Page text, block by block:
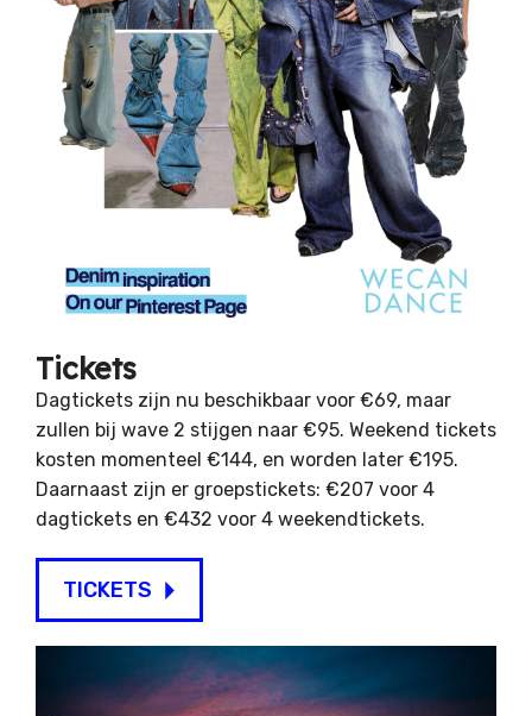
Tickets
Dagtickets zijn nu beschikbaar voor €69, maar
zullen bij wave 2 stijgen naar €95. Weekend tickets
kosten momenteel €144, en worden later €195.
Daarnaast zijn er groepstickets: €207 voor 4
dagtickets en €432 voor 4 weekendtickets.
TICKETS